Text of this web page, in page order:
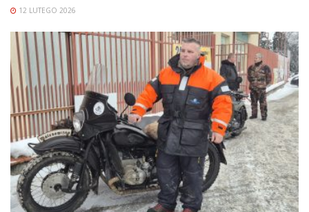
12 LUTEGO 2026